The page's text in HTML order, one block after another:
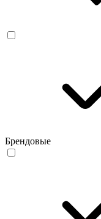
Брендовые